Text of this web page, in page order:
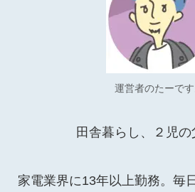
運営者のたーです
田舎暮らし、２児の
家電業界に13年以上勤務。毎